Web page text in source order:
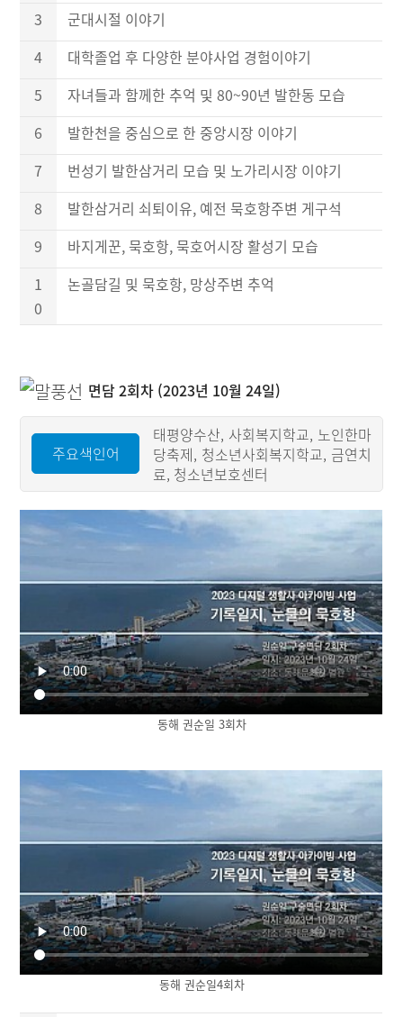
3
군대시절 이야기
4
대학졸업 후 다양한 분야사업 경험이야기
5
자녀들과 함께한 추억 및 80~90년 발한동 모습
6
발한천을 중심으로 한 중앙시장 이야기
7
번성기 발한삼거리 모습 및 노가리시장 이야기
8
발한삼거리 쇠퇴이유, 예전 묵호항주변 게구석
9
바지게꾼, 묵호항, 묵호어시장 활성기 모습
1
0
논골담길 및 묵호항, 망상주변 추억
면담 2회차 (2023년 10월 24일)
주요색인어
태평양수산, 사회복지학교, 노인한마
당축제, 청소년사회복지학교, 금연치
료, 청소년보호센터
동해 권순일 3회차
동해 권순일4회차